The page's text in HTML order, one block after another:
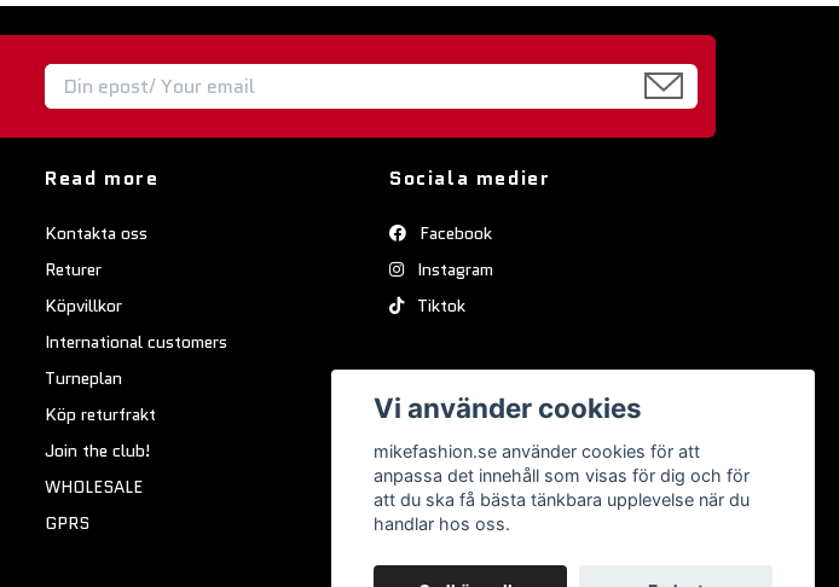
Read more
Kontakta oss
Returer
Köpvillkor
International customers
Turneplan
Köp returfrakt
Join the club!
WHOLESALE
GPRS
Sociala medier
Facebook
Instagram
Tiktok
Vi använder cookies
mikefashion.se använder cookies för att
anpassa det innehåll som visas för dig och för
att du ska få bästa tänkbara upplevelse när du
handlar hos oss.